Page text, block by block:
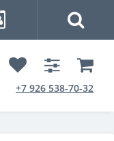
+7 926 538-70-32